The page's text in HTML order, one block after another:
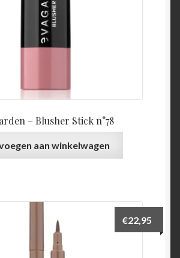
– Blusher Stick n°78
aan winkelwagen
€22,95